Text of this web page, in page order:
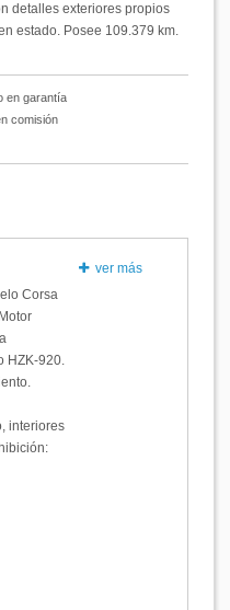
detalles exteriores propios
estado. Posee 109.379 km.
en garantía
comisión
Corsa
HZK-920.
interiores
ver más